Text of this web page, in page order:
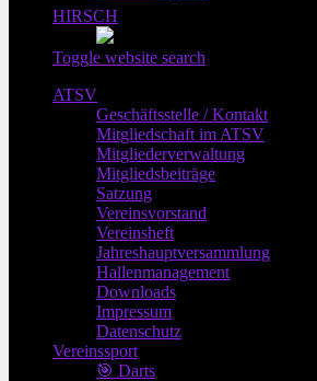
HIRSCH
Toggle website search
ATSV
Geschäftsstelle / Kontakt
Mitgliedschaft im ATSV
Mitgliederverwaltung
Mitgliedsbeiträge
Satzung
Vereinsvorstand
Vereinsheft
Jahreshauptversammlung
Hallenmanagement
Downloads
Impressum
Datenschutz
Vereinssport
🎯 Darts